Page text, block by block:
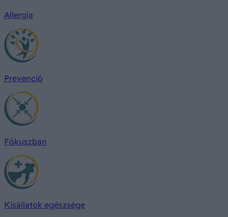
Allergia
Prevenció
Fókuszban
Kisállatok egészsége